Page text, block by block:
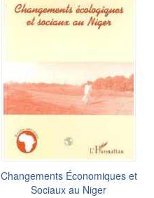
Changements Économiques et
Sociaux au Niger